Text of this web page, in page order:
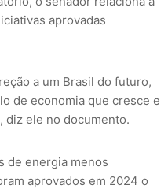
aprovadas
a um Brasil do futuro,
de economia que cresce e
diz ele no documento.
de energia menos
aprovados em 2024 o